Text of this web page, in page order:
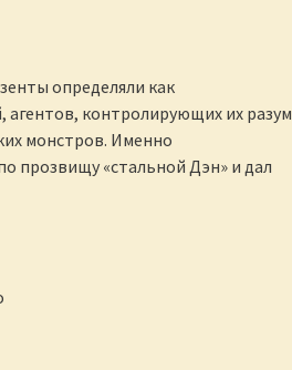
определяли как
контролирующих их разум
монстров. Именно
прозвищу «стальной Дэн» и дал